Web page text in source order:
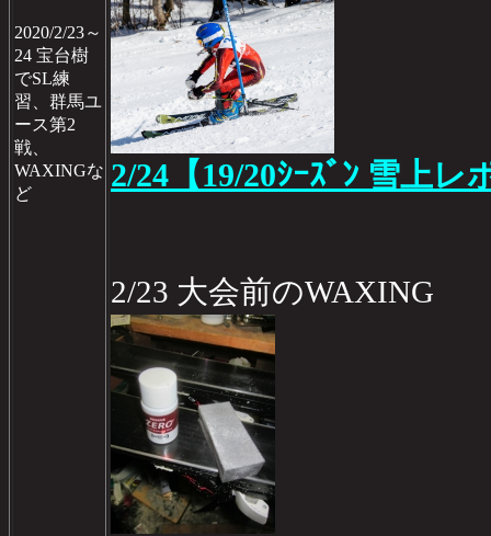
2020/2/23～
24 宝台樹
でSL練
習、群馬ユ
ース第2
戦、
WAXINGな
ど
2/24【19/20ｼｰｽﾞﾝ 雪上レ
2/23 大会前のWAXING